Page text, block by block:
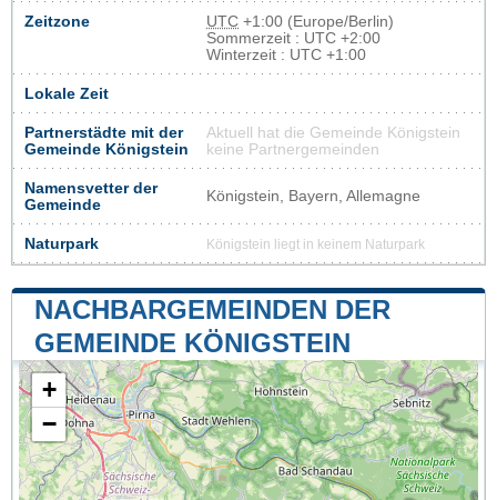
Zeitzone UTC +1:00 (Europe/Berlin)
Sommerzeit : UTC +2:00
Winterzeit : UTC +1:00
Lokale Zeit
Partnerstädte mit der
Gemeinde Königstein
Aktuell hat die Gemeinde Königstein
keine Partnergemeinden
Namensvetter der
Gemeinde
Königstein, Bayern, Allemagne
Naturpark Königstein liegt in keinem Naturpark
NACHBARGEMEINDEN DER
GEMEINDE KÖNIGSTEIN
+
−